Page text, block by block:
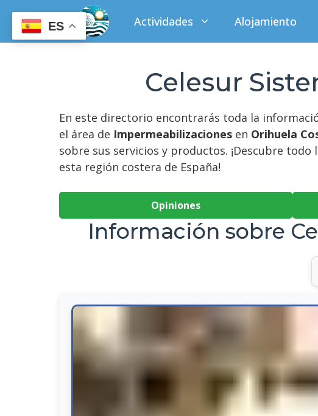
contenido
Actividades Alojamiento
Celesur
En este directorio encontrarás toda la
el área de Impermeabilizaciones en Orihuela
sobre sus servicios y productos. ¡Descubre
esta región costera de España!
Opiniones
Información sobre
ES